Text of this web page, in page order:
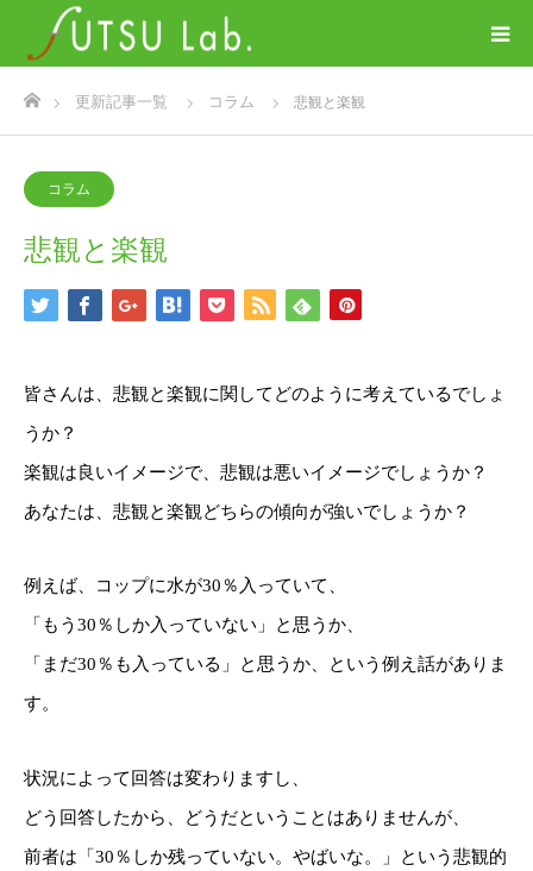
ホーム更新記事一覧 コラム 悲観と楽観
コラム
悲観と楽観
皆さんは、悲観と楽観に関してどのように考えているでしょ
うか？
楽観は良いイメージで、悲観は悪いイメージでしょうか？
あなたは、悲観と楽観どちらの傾向が強いでしょうか？
例えば、コップに水が30％入っていて、
「もう30％しか入っていない」と思うか、
「まだ30％も入っている」と思うか、という例え話がありま
す。
状況によって回答は変わりますし、
どう回答したから、どうだということはありませんが、
前者は「30％しか残っていない。やばいな。」という悲観的